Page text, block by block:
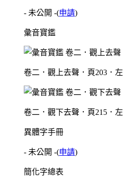
- 未公開 -(申請)
彙音寶鑑
卷二．觀上去聲．頁203．左
卷二．觀下去聲．頁215．左
異體字手冊
- 未公開 -(申請)
簡化字總表